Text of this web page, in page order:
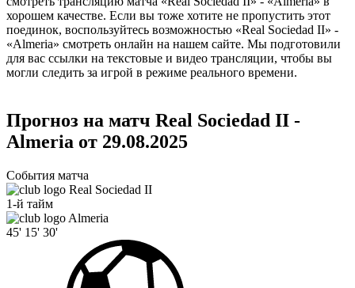
хорошем качестве. Если вы тоже хотите не пропустить этот
поединок, воспользуйтесь возможностью «Real Sociedad II» -
«Almeria» смотреть онлайн на нашем сайте. Мы подготовили
для вас ссылки на текстовые и видео трансляции, чтобы вы
могли следить за игрой в режиме реального времени.
Прогноз на матч Real Sociedad II -
Almeria от 29.08.2025
События матча
Real Sociedad II
1-й тайм
Almeria
45' 15' 30'